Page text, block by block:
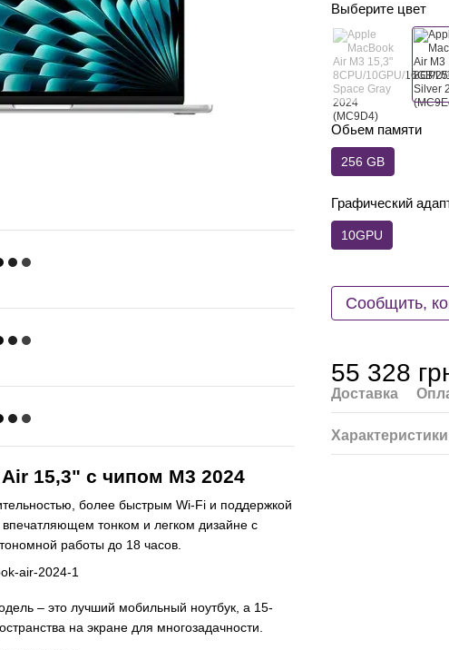
15,3" с чипом M3 2024
более быстрым Wi-Fi и поддержкой
тонком и легком дизайне с
работы до 18 часов.
– это лучший мобильный ноутбук, а 15-
на экране для многозадачности.
Выберите цвет
Обьем памяти
256 GB
Графический
10GPU
Сообщить,
55 328
Доставка
Характеристики